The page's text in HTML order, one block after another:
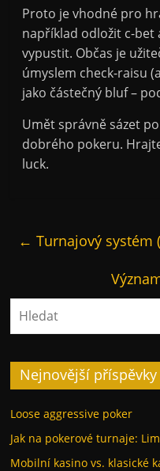
Proto je vhodné pro
například odložit c-bet
vypustit. Občas je
úmyslem check-raisu
jako částečný bluf –
Umět správně sázet
dobrého pokeru.
luck.
← Turnajový systém
Nejnovější příspěvky
Loose aggressive poker
Jak na pokerové turnaje:
Mobilní kasino vs. klasické